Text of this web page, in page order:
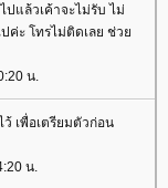
แล้วเค้าจะไม่รับ ไม่
ปค่ะ โทรไม่ติดเลย ช่ว
น.
เพื่อเตรียมตัวก่อน
น.